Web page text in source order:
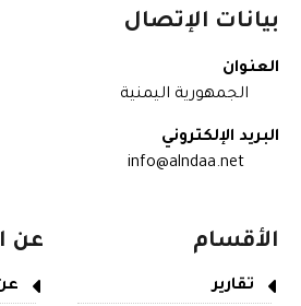
بيانات الإتصال
العنوان
الجمهورية اليمنية
البريد الإلكتروني
info@alndaa.net
الأقسام
تقارير
عن